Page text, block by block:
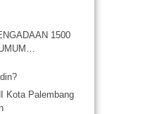
1500
Kota Palembang